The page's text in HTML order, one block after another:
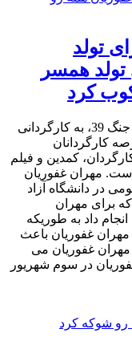
تولد
همسر
کرد
مهران غفوریان بازیگری را با مجموعه طنز جنگ 39، به کارگردانی
کارگردانان
کمدین و فیلم
است. مهران غفوریان
در دانشگاه آزاد
برای مهران
داد به طوریکه
مهران غفوریان باعث
غفوریان می
در سوم شهریور